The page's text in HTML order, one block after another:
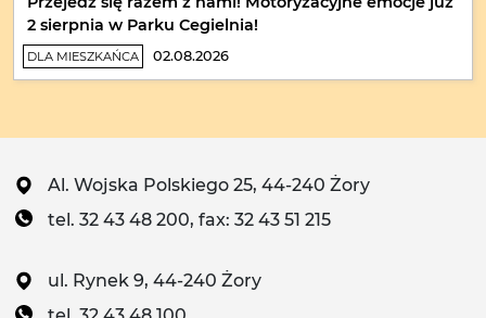
2 sierpnia w Parku Cegielnia!
DLA MIESZKAŃCA 02.08.2026
Al. Wojska Polskiego 25, 44-240 Żory
tel. 32 43 48 200, fax: 32 43 51 215
ul. Rynek 9, 44-240 Żory